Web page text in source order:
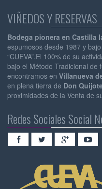
VIÑEDOS Y RESERVAS
Bodega pionera en Castilla
espumosos desde 1987 y
“CUEVA”.El 100% de su
bajo el Método Tradicional de
encontramos en Villanueva
en plena tierra de Don
proximidades de la Venta de
Redes Sociales Social